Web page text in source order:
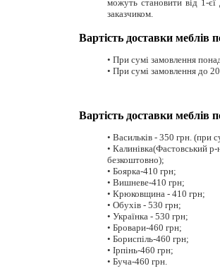
можуть становити від 1-
заказчиком.
Вартість доставки меблів
• При сумі замовлення
• При сумі замовлення до
Вартість доставки меблів
• Васильків - 350 грн. (при
• Калинівка(Фастовський
безкоштовно);
• Боярка-410 грн;
• Вишневе-410 грн;
• Крюковщина - 410 грн;
• Обухів - 530 грн;
• Українка - 530 грн;
• Бровари-460 грн;
• Бориспіль-460 грн;
• Ірпінь-460 грн;
• Буча-460 грн.